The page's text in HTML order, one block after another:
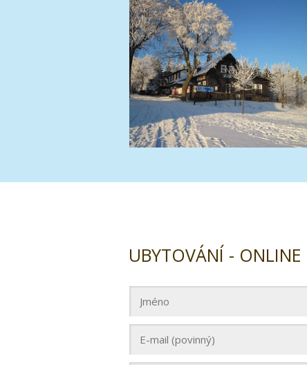
UBYTOVÁNÍ - ONLINE